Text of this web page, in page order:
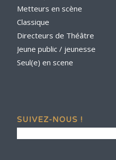
Metteurs en scène
Classique
Directeurs de Théâtre
Jeune public / jeunesse
Seul(e) en scene
SUIVEZ-NOUS !